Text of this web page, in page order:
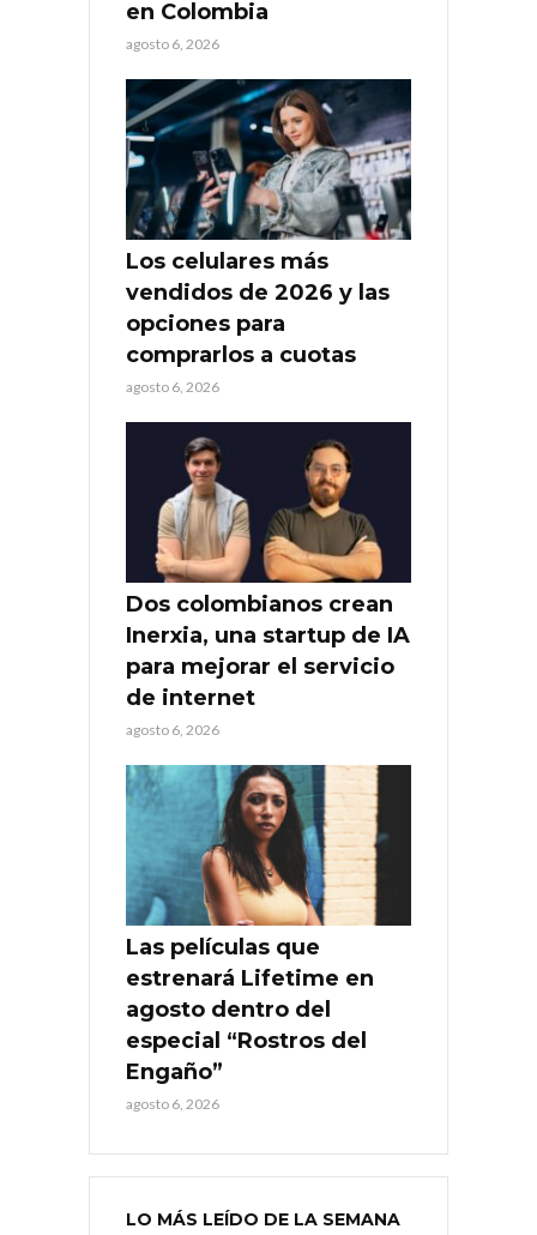
en Colombia
agosto 6, 2026
Los celulares más
vendidos de 2026 y las
opciones para
comprarlos a cuotas
agosto 6, 2026
Dos colombianos crean
Inerxia, una startup de IA
para mejorar el servicio
de internet
agosto 6, 2026
Las películas que
estrenará Lifetime en
agosto dentro del
especial “Rostros del
Engaño”
agosto 6, 2026
LO MÁS LEÍDO DE LA SEMANA